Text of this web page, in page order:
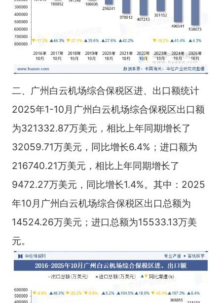
二、广州白云机场综合保税区进、出口额统计
2025年1-10月广州白云机场综合保税区出口额
为321332.87万美元，相比上年同期增长了
32059.71万美元，同比增长6.4%；进口额为
216740.21万美元，相比上年同期增长了
9472.27万美元，同比增长1.4%。其中：2025
年10月广州白云机场综合保税区出口总额为
14524.26万美元；进口总额为15533.13万美
元。